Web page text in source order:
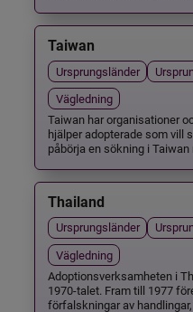
Taiwan
Ursprungsländer
Vägledning
Taiwan har organisationer
hjälper adopterade som vill
påbörja en sökning i Taiwan
Thailand
Ursprungsländer
Vägledning
Adoptionsverksamheten i
1970-talet. Fram till 1977
förfalskningar av